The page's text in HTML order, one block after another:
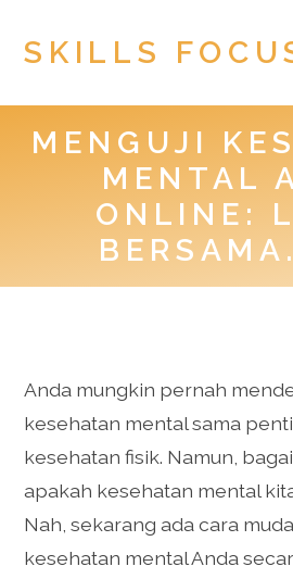
SKILLS
HOME
PRIVACY POLICY
TOGEL HONGKONG
MENGUJI
MENTAL
ONLINE:
Anda mungkin pernah
kesehatan mental sama
kesehatan fisik. Namun,
apakah kesehatan mental
Nah, sekarang ada cara
kesehatan mental Anda